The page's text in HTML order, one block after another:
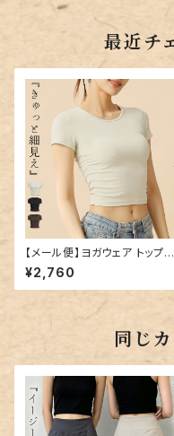
最近チ
【メール便】ヨガウェア トップス
半袖 リブ レディース／
2
¥2,760
同じ